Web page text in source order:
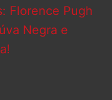
Florence Pugh
Negra e